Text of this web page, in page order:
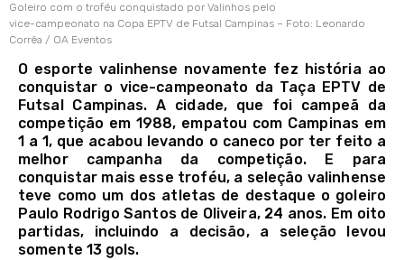
Goleiro com o troféu conquistado por Valinhos pelo
vice-campeonato na Copa EPTV de Futsal Campinas – Foto: Leonardo
Corrêa / OA Eventos
O esporte valinhense novamente fez história ao
conquistar o vice-campeonato da Taça EPTV de
Futsal Campinas. A cidade, que foi campeã da
competição em 1988, empatou com Campinas em
1 a 1, que acabou levando o caneco por ter feito a
melhor campanha da competição. E para
conquistar mais esse troféu, a seleção valinhense
teve como um dos atletas de destaque o goleiro
Paulo Rodrigo Santos de Oliveira, 24 anos. Em oito
partidas, incluindo a decisão, a seleção levou
somente 13 gols.